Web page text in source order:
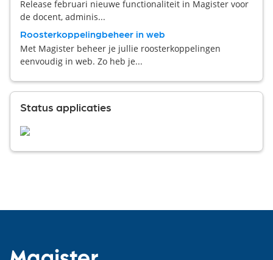
Release februari nieuwe functionaliteit in Magister voor
de docent, adminis...
Roosterkoppelingbeheer in web
Met Magister beheer je jullie roosterkoppelingen
eenvoudig in web. Zo heb je...
Status applicaties